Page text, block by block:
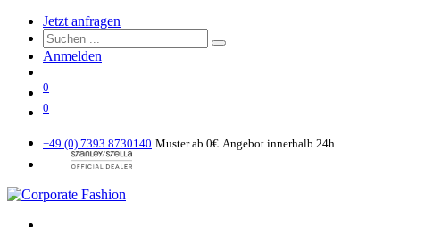
Jetzt anfragen
Anmelden
0
0
+49 (0) 7393 8730140 Muster ab 0€ Angebot innerhalb 24h